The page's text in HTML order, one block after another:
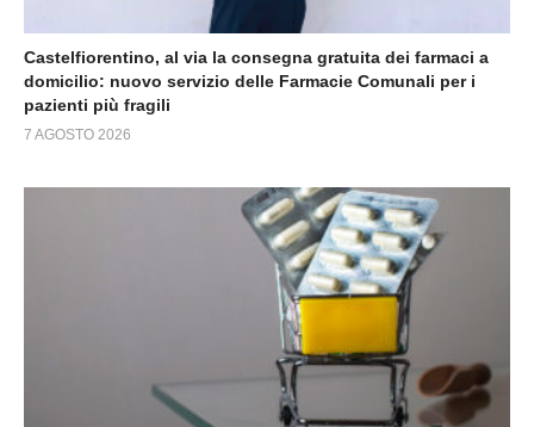
Castelfiorentino, al via la consegna gratuita dei farmaci a
domicilio: nuovo servizio delle Farmacie Comunali per i
pazienti più fragili
7 AGOSTO 2026